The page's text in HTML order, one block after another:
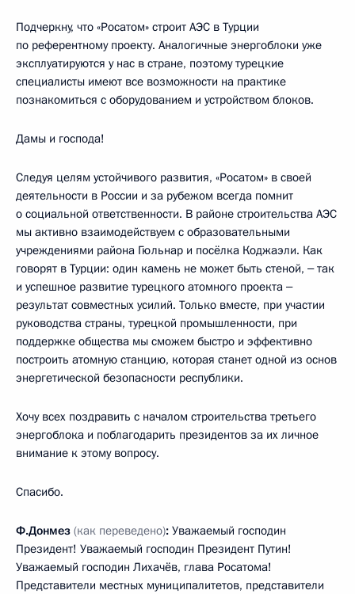
Подчеркну, что «Росатом» строит АЭС в Турции
по референтному проекту. Аналогичные энергоблоки уже
эксплуатируются у нас в стране, поэтому турецкие
специалисты имеют все возможности на практике
познакомиться с оборудованием и устройством блоков.
Дамы и господа!
Следуя целям устойчивого развития, «Росатом» в своей
деятельности в России и за рубежом всегда помнит
о социальной ответственности. В районе строительства АЭС
мы активно взаимодействуем с образовательными
учреждениями района Гюльнар и посёлка Коджаэли. Как
говорят в Турции: один камень не может быть стеной, ‒ так
и успешное развитие турецкого атомного проекта ‒
результат совместных усилий. Только вместе, при участии
руководства страны, турецкой промышленности, при
поддержке общества мы сможем быстро и эффективно
построить атомную станцию, которая станет одной из основ
энергетической безопасности республики.
Хочу всех поздравить с началом строительства третьего
энергоблока и поблагодарить президентов за их личное
внимание к этому вопросу.
Спасибо.
Ф.Донмез (как переведено): Уважаемый господин
Президент! Уважаемый господин Президент Путин!
Уважаемый господин Лихачёв, глава Росатома!
Представители местных муниципалитетов, представители